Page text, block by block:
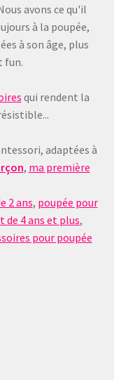
avons ce qu'il
à la poupée,
à son âge, plus
fun.
qui rendent la
adaptées à
, ma première
2 ans, poupée pour
de 4 ans et plus,
pour poupée